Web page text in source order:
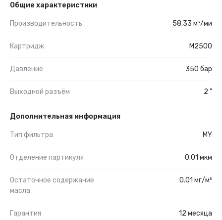
Общие характеристики
Производительность 58.33 м³/ми
Картридж M2500
Давление 350 бар
Выходной разъём 2 "
Дополнительная информация
Тип фильтра MY
Отделение партикуля 0.01 мкм
Остаточное содержание
масла
0.01 мг/м³
Гарантия 12 месяца